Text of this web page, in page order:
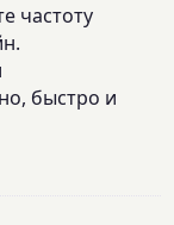
частоту
быстро и